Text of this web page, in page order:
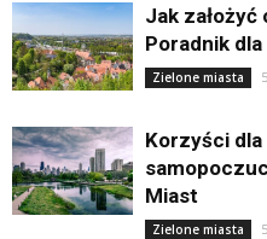
Jak
Poradnik
Zielone miasta
Korzyści
Miast
Zielone miasta